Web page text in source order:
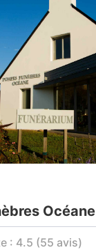
Océane
: 4.5 (55 avis)